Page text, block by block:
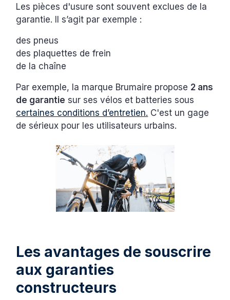
Les pièces d'usure sont souvent exclues de la
garantie. Il s’agit par exemple :
des pneus
des plaquettes de frein
de la chaîne
Par exemple, la marque Brumaire propose 2 ans
de garantie sur ses vélos et batteries sous
certaines conditions d’entretien. C'est un gage
de sérieux pour les utilisateurs urbains.
Les avantages de souscrire
aux garanties
constructeurs